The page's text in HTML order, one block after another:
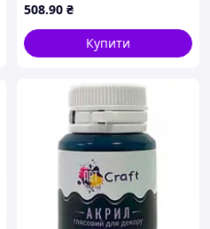
(90747129 )
508.90 ₴
Купити